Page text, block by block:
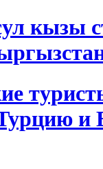
кызы
и